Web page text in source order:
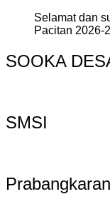
Selamat dan
Pacitan 2026-
SOOKA
SMSI